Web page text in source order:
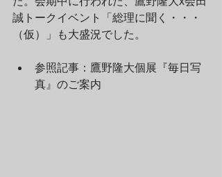
誠トークイベント「総理に聞く・・・
（仮）」も大盛況でした。
参照記事：鷹野隆大個展『毎日写
真』のご案内